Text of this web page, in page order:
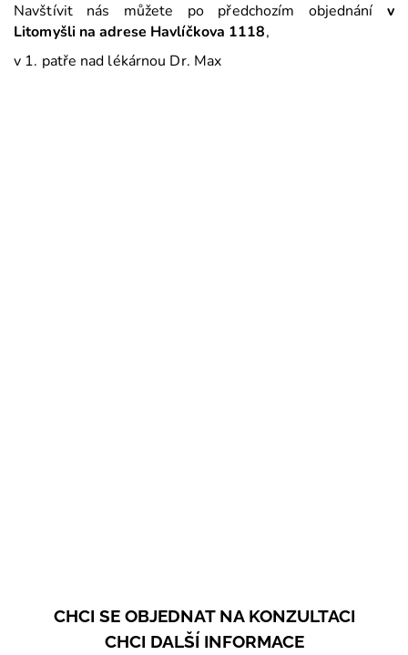
Navštívit nás můžete po předchozím objednání v
Litomyšli na adrese Havlíčkova 1118,
v 1. patře nad lékárnou Dr. Max
CHCI SE OBJEDNAT NA KONZULTACI
CHCI DALŠÍ INFORMACE